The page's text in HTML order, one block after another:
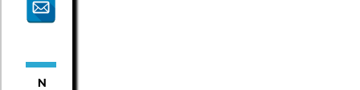
N